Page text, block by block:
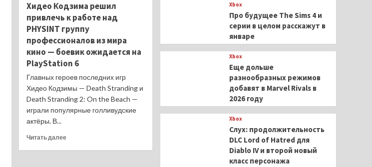
тревожное
предсказание
о
деградации
системы
жидкого
металла
5
—
игроки
скепсисом
Хидео Кодзима решил
привлечь к работе над
PHYSINT группу
профессионалов из мира
кино — боевик ожидается на
PlayStation 6
Главных героев последних игр
Хидео Кодзимы — Death Stranding и
Death Stranding 2: On the Beach —
играли популярные голливудские
актёры. В...
Читать далееПрочитать
Xbox
Про будущее The Sims 4 и
серии в целом расскажут в
январе
Xbox
Еще дольше
разнообразных режимов
добавят в Marvel Rivals в
2026 году
Xbox
Слух: продолжительность
DLC Lord of Hatred для
Diablo IV и второй новый
класс персонажа